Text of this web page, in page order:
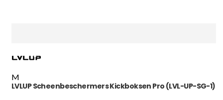
M
LVLUP Scheenbeschermers Kickboksen Pro (LVL-UP-SG-1)